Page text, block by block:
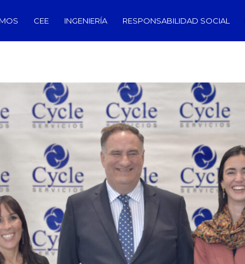
CEE INGENIERÍA RESPONSABILIDAD SOCIAL